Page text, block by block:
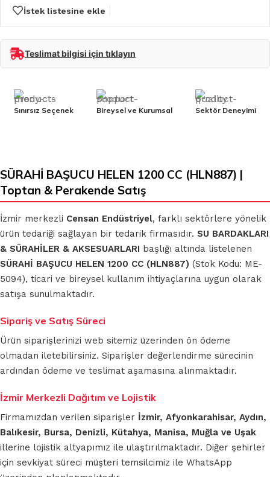
İstek listesine ekle
Teslimat bilgisi için tıklayın
Sınırsız Seçenek Bireysel ve Kurumsal Sektör Deneyimi
SÜRAHİ BAŞUCU HELEN 1200 CC (HLN887) |
Toptan & Perakende Satış
İzmir merkezli Censan Endüstriyel, farklı sektörlere yönelik
ürün tedariği sağlayan bir tedarik firmasıdır. SU BARDAKLARI
& SÜRAHİLER & AKSESUARLARI başlığı altında listelenen
SÜRAHİ BAŞUCU HELEN 1200 CC (HLN887) (Stok Kodu: ME-
5094), ticari ve bireysel kullanım ihtiyaçlarına uygun olarak
satışa sunulmaktadır.
Sipariş ve Satış Süreci
Ürün siparişlerinizi web sitemiz üzerinden ön ödeme
olmadan iletebilirsiniz. Siparişler değerlendirme sürecinin
ardından ödeme ve teslimat aşamasına alınmaktadır.
İzmir Merkezli Dağıtım ve Lojistik
Firmamızdan verilen siparişler İzmir, Afyonkarahisar, Aydın,
Balıkesir, Bursa, Denizli, Kütahya, Manisa, Muğla ve Uşak
illerine lojistik altyapımız ile ulaştırılmaktadır. Diğer şehirler
için sevkiyat süreci müşteri temsilcimiz ile WhatsApp